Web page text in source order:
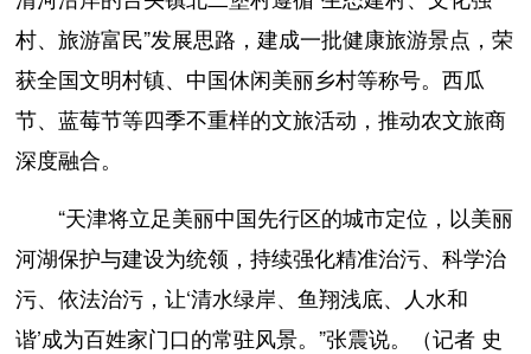
村、旅游富民”发展思路，建成一批健康旅游景点，荣
获全国文明村镇、中国休闲美丽乡村等称号。西瓜
节、蓝莓节等四季不重样的文旅活动，推动农文旅商
深度融合。
“天津将立足美丽中国先行区的城市定位，以美丽
河湖保护与建设为统领，持续强化精准治污、科学治
污、依法治污，让‘清水绿岸、鱼翔浅底、人水和
谐’成为百姓家门口的常驻风景。”张震说。（记者 史